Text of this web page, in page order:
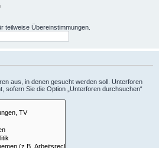
teilweise Übereinstimmungen.
aus, in denen gesucht werden soll. Unterforen
sofern Sie die Option „Unterforen durchsuchen“